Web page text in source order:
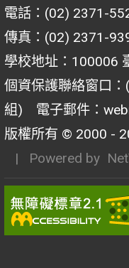
電話：(02) 2371-
傳真：(02) 2371-
學校地址：100006
個資保護聯絡窗口
組) 電子郵件：
版權所有 © 2000 -
| Powered by